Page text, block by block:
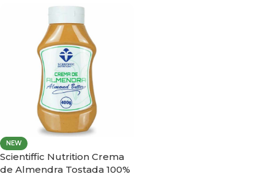
NEW
Scientiffic Nutrition Crema
de Almendra Tostada 100%